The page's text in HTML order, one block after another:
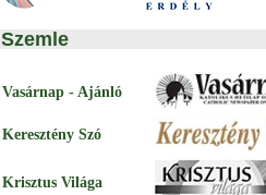
Szemle
Vasárnap - Ajánló
Keresztény Szó
Krisztus Világa